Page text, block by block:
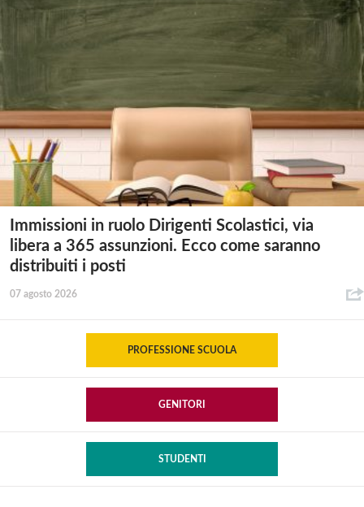
Immissioni in ruolo Dirigenti Scolastici, via
libera a 365 assunzioni. Ecco come saranno
distribuiti i posti
07 agosto 2026
PROFESSIONE SCUOLA
GENITORI
STUDENTI